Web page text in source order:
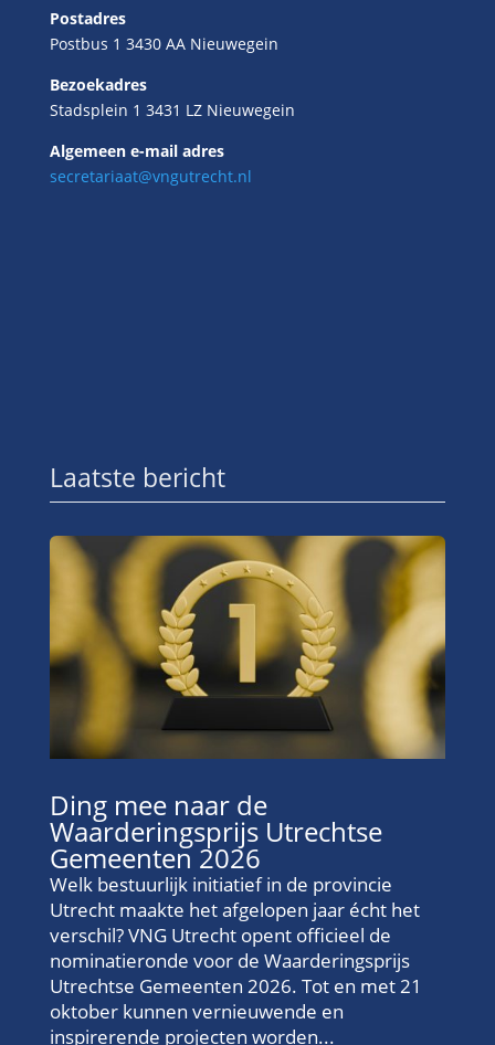
Postadres
Postbus 1 3430 AA Nieuwegein
Bezoekadres
Stadsplein 1 3431 LZ Nieuwegein
Algemeen e-mail adres
secretariaat@vngutrecht.nl
Laatste bericht
Ding mee naar de
Waarderingsprijs Utrechtse
Gemeenten 2026
Welk bestuurlijk initiatief in de provincie
Utrecht maakte het afgelopen jaar écht het
verschil? VNG Utrecht opent officieel de
nominatieronde voor de Waarderingsprijs
Utrechtse Gemeenten 2026. Tot en met 21
oktober kunnen vernieuwende en
inspirerende projecten worden...